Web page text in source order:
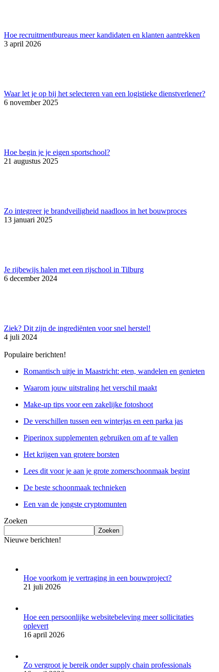
Hoe recruitmentbureaus meer kandidaten en klanten aantrekken
3 april 2026
Waar let je op bij het selecteren van een logistieke dienstverlener?
6 november 2025
Hoe begin je je eigen sportschool?
21 augustus 2025
Zo integreer je brandveiligheid naadloos in het bouwproces
13 januari 2025
Je rijbewijs halen met een rijschool in Tilburg
6 december 2024
Ziek? Dit zijn de ingrediënten voor snel herstel!
4 juli 2024
Populaire berichten!
Romantisch uitje in Maastricht: eten, wandelen en genieten
Waarom jouw uitstraling het verschil maakt
Make-up tips voor een zakelijke fotoshoot
De verschillen tussen een winterjas en een parka jas
Piperinox supplementen gebruiken om af te vallen
Het krijgen van grotere borsten
Lees dit voor je aan je grote zomerschoonmaak begint
De beste schoonmaak technieken
Een van de jongste cryptomunten
Zoeken
Zoeken
Nieuwe berichten!
Hoe voorkom je vertraging in een bouwproject?
21 juli 2026
Hoe een persoonlijke websitebeleving meer sollicitaties
oplevert
16 april 2026
Zo vergroot je bereik onder supply chain professionals